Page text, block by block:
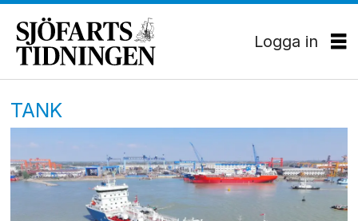
Logga in
TANK